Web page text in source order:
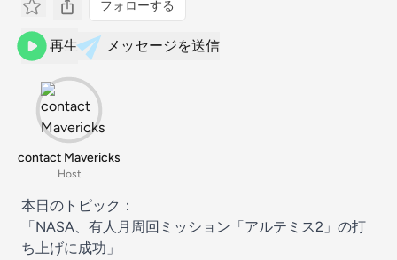
フォローする
再生 メッセージを送信
contact Mavericks
Host
本日のトピック：
「NASA、有人月周回ミッション「アルテミス2」の打
ち上げに成功」